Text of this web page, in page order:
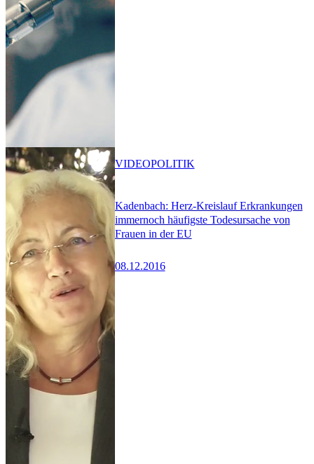
Kadenbach: Herz-Kreislauf Erkrankungen
immernoch häufigste Todesursache von
Frauen in der EU
08.12.2016
VIDEOPOLITIK